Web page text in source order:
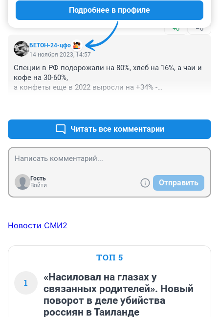
благодарностью относятся и мне приятно с ними
работать. Предложу и кофе, и чай, и сладости. И сами
клиенты иногда балуют вкусняшками. Но я прошла
через нерадивых клиентов, которые почему то
считают, что услуга дорого стоит, но не считают в
материал, комфорт, в котором они обслуживаются.
Можно говорить до бесконечности. Но если кто то
читает мой коментарий не из мастеров, пожалуйста,
будьте вежливы с мастерами, которые делают вас
красивыми.
мастеров маникюра
+0 –0
БЕТОН-24-цфо
Подробнее в профиле
14 ноября 2023, 14:57
Специи в РФ подорожали на 80%, хлеб на 16%, а чаи и
кофе на 30-60%,
а конфеты еще в 2022 выросли на +34% -
Читать все комментарии
Гость
Войти
Отправить
Новости СМИ2
ТОП 5
1
«Насиловал на глазах у
связанных родителей». Новый
поворот в деле убийства
россиян в Таиланде